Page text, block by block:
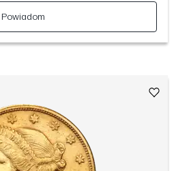
Powiadom